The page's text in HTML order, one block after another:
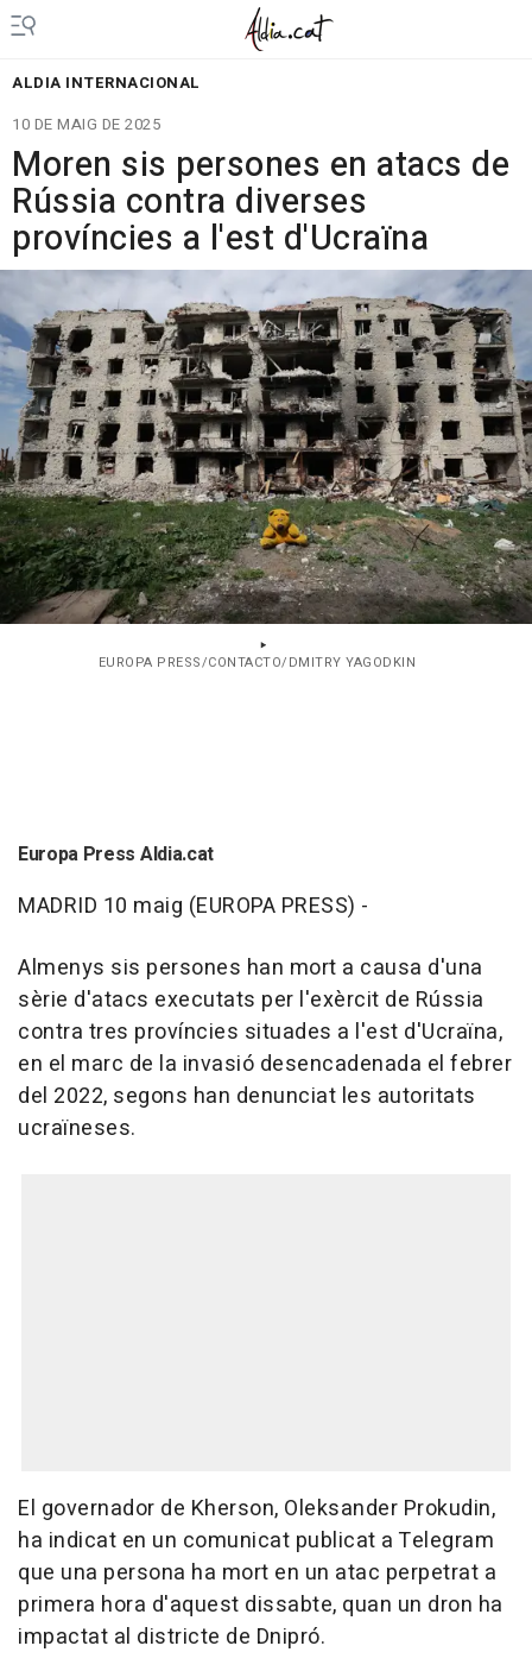
ALDIA INTERNACIONAL
10 DE MAIG DE 2025
Moren sis persones en atacs de
Rússia contra diverses
províncies a l'est d'Ucraïna
EUROPA PRESS/CONTACTO/DMITRY YAGODKIN
Europa Press Aldia.cat
MADRID 10 maig (EUROPA PRESS) -
Almenys sis persones han mort a causa d'una
sèrie d'atacs executats per l'exèrcit de Rússia
contra tres províncies situades a l'est d'Ucraïna,
en el marc de la invasió desencadenada el febrer
del 2022, segons han denunciat les autoritats
ucraïneses.
El governador de Kherson, Oleksander Prokudin,
ha indicat en un comunicat publicat a Telegram
que una persona ha mort en un atac perpetrat a
primera hora d'aquest dissabte, quan un dron ha
impactat al districte de Dnipró.